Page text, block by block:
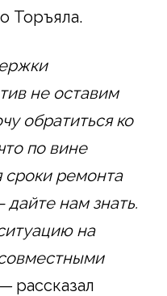
Торъяла.
не оставим
обратиться ко
по вине
сроки ремонта
дайте нам знать.
на
рассказал